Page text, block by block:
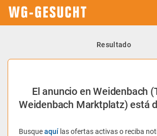
Resultado
El anuncio en Weidenbach
Weidenbach Marktplatz) está
Busqueaquílas ofertas activas o reciba